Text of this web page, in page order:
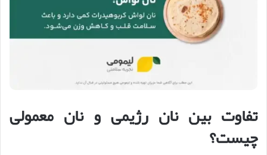
تفاوت بین نان رژیمی و نان معمولی
چیست؟